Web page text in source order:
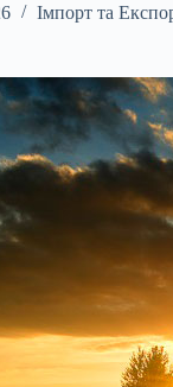
Імпорт та